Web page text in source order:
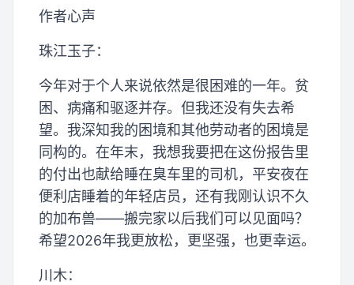
作者心声
珠江玉子：
今年对于个人来说依然是很困难的一年。贫
困、病痛和驱逐并存。但我还没有失去希
望。我深知我的困境和其他劳动者的困境是
同构的。在年末，我想我要把在这份报告里
的付出也献给睡在臭车里的司机，平安夜在
便利店睡着的年轻店员，还有我刚认识不久
的加布兽——搬完家以后我们可以见面吗？
希望2026年我更放松，更坚强，也更幸运。
川木：